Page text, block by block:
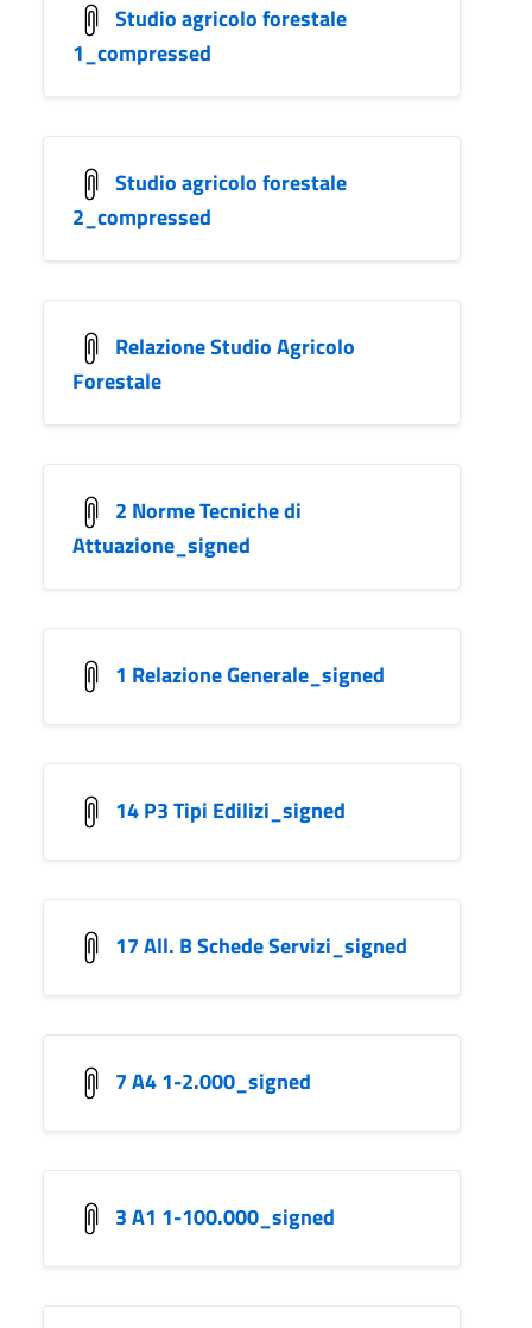
Studio agricolo forestale
1_compressed
Studio agricolo forestale
2_compressed
Relazione Studio Agricolo
Forestale
2 Norme Tecniche di
Attuazione_signed
1 Relazione Generale_signed
14 P3 Tipi Edilizi_signed
17 All. B Schede Servizi_signed
7 A4 1-2.000_signed
3 A1 1-100.000_signed